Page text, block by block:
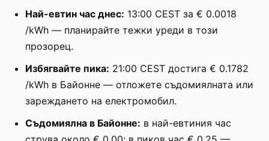
Най-евтин час днес: 13:00 CEST за € 0.0018
/kWh — планирайте тежки уреди в този
прозорец.
Избягвайте пика: 21:00 CEST достига € 0.1782
/kWh в Байонне — отложете съдомиялната или
зареждането на електромобил.
Съдомиялна в Байонне: в най-евтиния час